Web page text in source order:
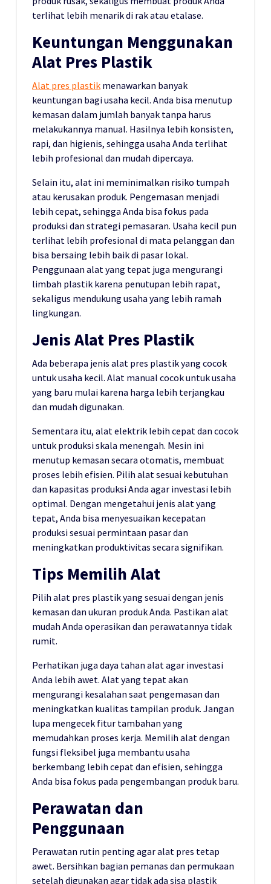
terlihat lebih menarik di rak atau etalase.
Keuntungan Menggunakan
Alat Pres Plastik
Alat pres plastik menawarkan banyak
keuntungan bagi usaha kecil. Anda bisa menutup
kemasan dalam jumlah banyak tanpa harus
melakukannya manual. Hasilnya lebih konsisten,
rapi, dan higienis, sehingga usaha Anda terlihat
lebih profesional dan mudah dipercaya.
Selain itu, alat ini meminimalkan risiko tumpah
atau kerusakan produk. Pengemasan menjadi
lebih cepat, sehingga Anda bisa fokus pada
produksi dan strategi pemasaran. Usaha kecil pun
terlihat lebih profesional di mata pelanggan dan
bisa bersaing lebih baik di pasar lokal.
Penggunaan alat yang tepat juga mengurangi
limbah plastik karena penutupan lebih rapat,
sekaligus mendukung usaha yang lebih ramah
lingkungan.
Jenis Alat Pres Plastik
Ada beberapa jenis alat pres plastik yang cocok
untuk usaha kecil. Alat manual cocok untuk usaha
yang baru mulai karena harga lebih terjangkau
dan mudah digunakan.
Sementara itu, alat elektrik lebih cepat dan cocok
untuk produksi skala menengah. Mesin ini
menutup kemasan secara otomatis, membuat
proses lebih efisien. Pilih alat sesuai kebutuhan
dan kapasitas produksi Anda agar investasi lebih
optimal. Dengan mengetahui jenis alat yang
tepat, Anda bisa menyesuaikan kecepatan
produksi sesuai permintaan pasar dan
meningkatkan produktivitas secara signifikan.
Tips Memilih Alat
Pilih alat pres plastik yang sesuai dengan jenis
kemasan dan ukuran produk Anda. Pastikan alat
mudah Anda operasikan dan perawatannya tidak
rumit.
Perhatikan juga daya tahan alat agar investasi
Anda lebih awet. Alat yang tepat akan
mengurangi kesalahan saat pengemasan dan
meningkatkan kualitas tampilan produk. Jangan
lupa mengecek fitur tambahan yang
memudahkan proses kerja. Memilih alat dengan
fungsi fleksibel juga membantu usaha
berkembang lebih cepat dan efisien, sehingga
Anda bisa fokus pada pengembangan produk baru.
Perawatan dan
Penggunaan
Perawatan rutin penting agar alat pres tetap
awet. Bersihkan bagian pemanas dan permukaan
setelah digunakan agar tidak ada sisa plastik